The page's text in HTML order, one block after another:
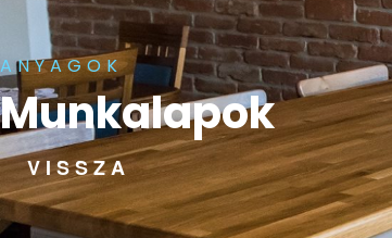
ANYAGOK
Munkalapok
VISSZA